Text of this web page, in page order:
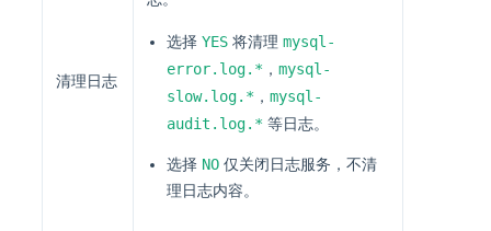
清理日志
选择 YES 将清理 mysql-
error.log.* ， mysql-
slow.log.* ， mysql-
audit.log.* 等日志。
选择 NO 仅关闭日志服务，不清
理日志内容。